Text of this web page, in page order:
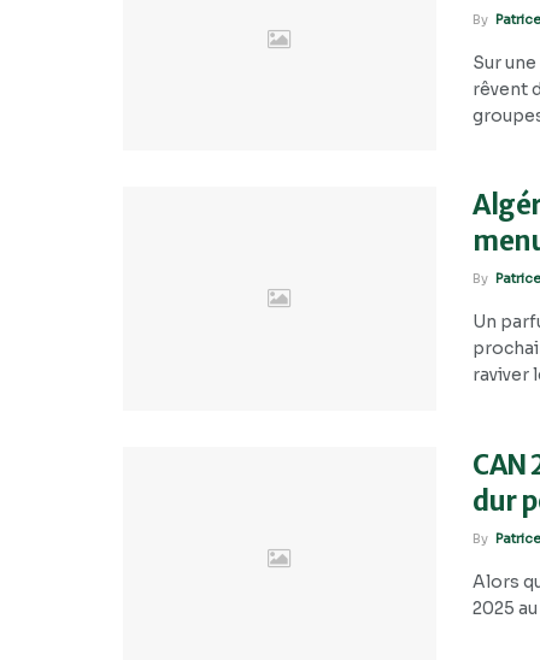
By Patrice
Sur
rêvent
By Patrice
Un
raviver
CAN
dur
By Patrice
Alors
2025